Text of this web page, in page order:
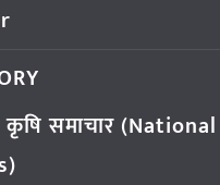
कृषि समाचार